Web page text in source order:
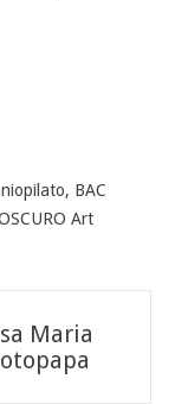
, BAC
Art
Maria